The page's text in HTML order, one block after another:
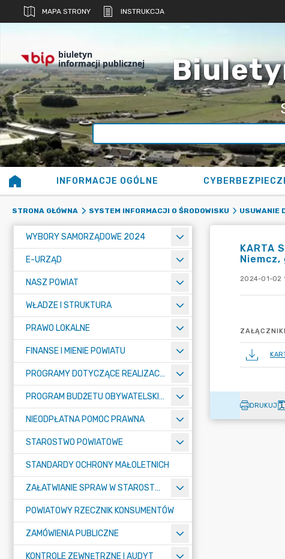
MAPA STRONY INSTRUKCJA
biuletyn
informacji publicznej
INFORMACJE OGÓLNE
STRONA GŁÓWNA SYSTEM INFORMACJI O ŚRODOWISKU USUWANIE
WYBORY SAMORZĄDOWE 2024
E-URZĄD
NASZ POWIAT
WŁADZE I STRUKTURA
PRAWO LOKALNE
FINANSE I MIENIE POWIATU
PROGRAMY DOTYCZĄCE REALIZACJI ZADAŃ PUBLICZNYCH
PROGRAM BUDŻETU OBYWATELSKIEGO POWIATU BYDGOSKIEGO
NIEODPŁATNA POMOC PRAWNA
STAROSTWO POWIATOWE
STANDARDY OCHRONY MAŁOLETNICH
ZAŁATWIANIE SPRAW W STAROSTWIE
POWIATOWY RZECZNIK KONSUMENTÓW
ZAMÓWIENIA PUBLICZNE
KONTROLE ZEWNĘTRZNE I AUDYT
KARTA
Niemcz,
2024-01-02
ZAŁĄCZNIKI
DRUKUJ